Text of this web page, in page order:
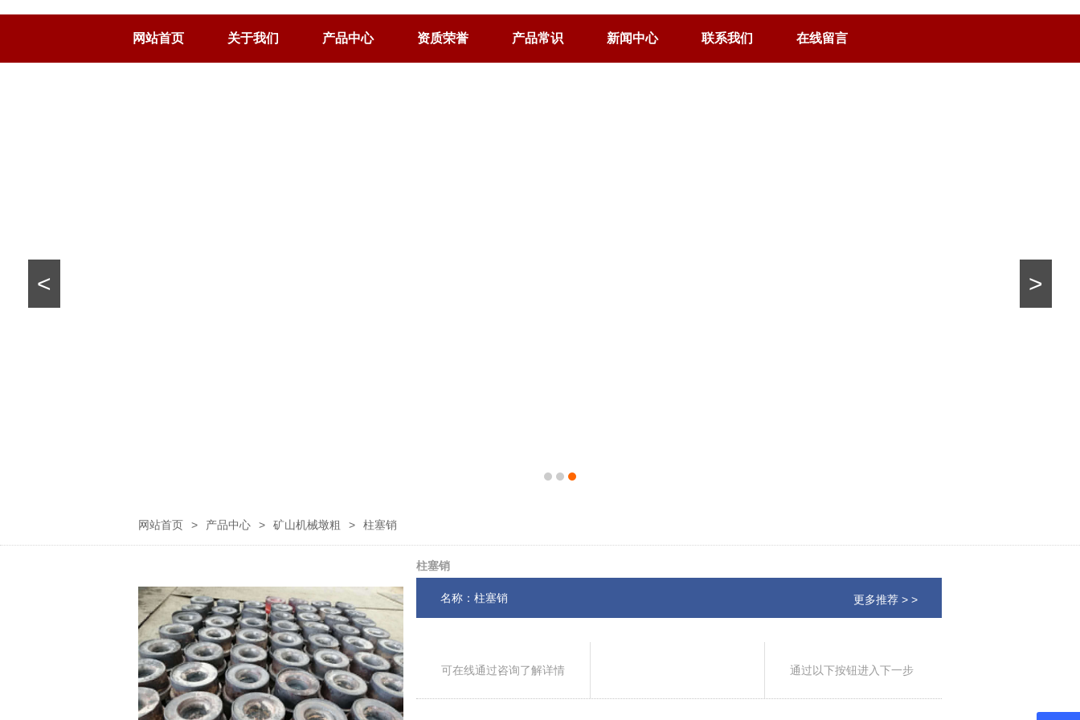
网站首页 关于我们 产品中心 资质荣誉 产品常识 新闻中心 联系我们 在线留言
< >
网站首页 > 产品中心 > 矿山机械墩粗 > 柱塞销
柱塞销
名称：柱塞销 更多推荐 > >
可在线通过咨询了解详情 通过以下按钮进入下一步